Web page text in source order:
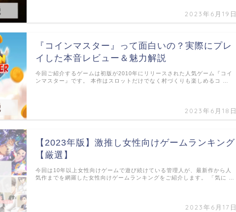
2023年6月19日
『コインマスター』って面白いの？実際にプレ
イした本音レビュー＆魅力解説
2023年6月18日
今回ご紹介するゲームは初版が2010年にリリースされた人気ゲーム『コイ
ンマスター』です。 本作はスロットだけでなく村づくりも楽しめるコ …
【2023年版】激推し女性向けゲームランキング
【厳選】
2023年6月17日
今回は10年以上女性向けゲームで遊び続けている管理人が、最新作から人
気作までを網羅した女性向けゲームランキングをご紹介します。 「気に …